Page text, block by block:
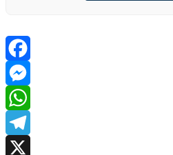
Facebook
Messenger
WhatsApp
Telegram